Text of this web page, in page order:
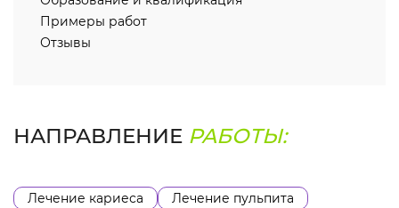
Примеры работ
Отзывы
НАПРАВЛЕНИЕ РАБОТЫ:
Лечение кариеса
Лечение пульпита